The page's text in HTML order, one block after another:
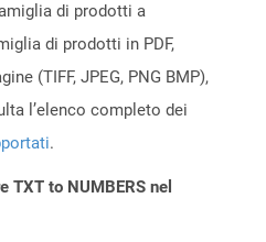
di prodotti a
di prodotti in PDF,
(TIFF, JPEG, PNG BMP),
l’elenco completo dei
.
TXT to NUMBERS nel